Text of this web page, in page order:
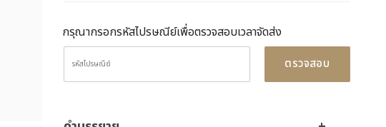
กรุณากรอกรหัสไปรษณีย์เพื่อตรวจสอบเวลาจัดส่ง
ตรวจสอบ